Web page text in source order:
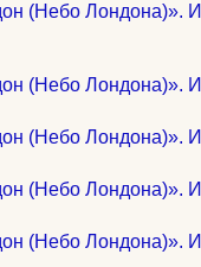
(Небо Лондона)».
(Небо Лондона)».
(Небо Лондона)».
(Небо Лондона)».
(Небо Лондона)».